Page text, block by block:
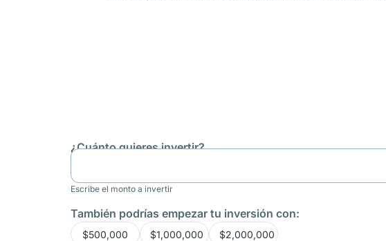
¿Cuánto quieres invertir?
Escribe el monto a invertir
También podrías empezar tu inversión con:
$500,000 $1,000,000 $2,000,000